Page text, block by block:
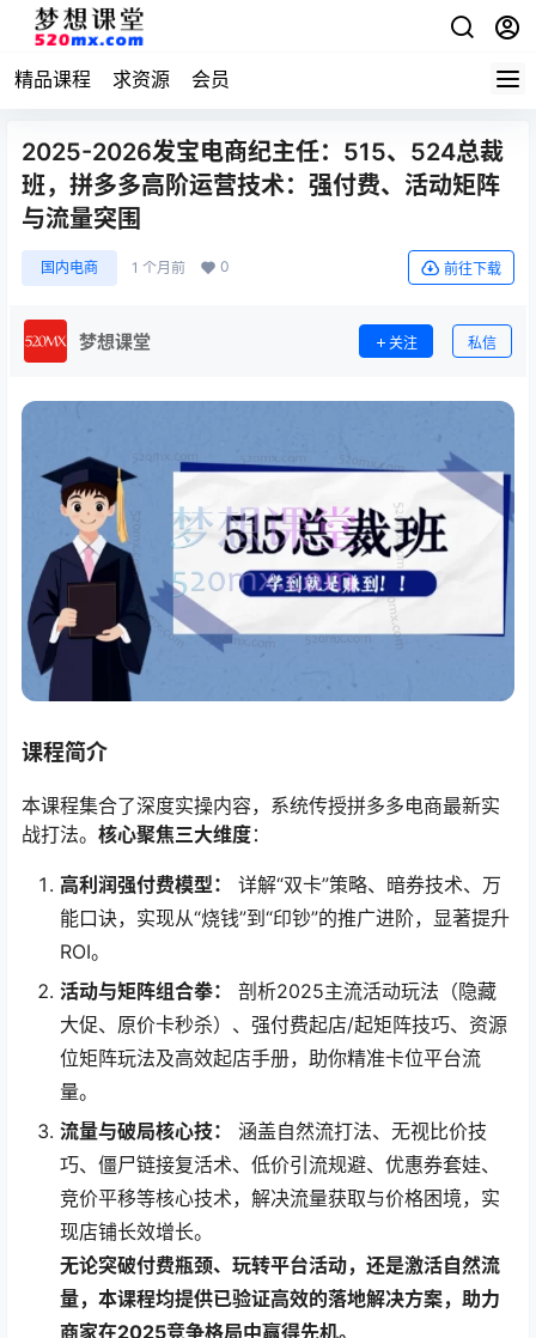
精品课程 求资源 会员
2025-2026发宝电商纪主任：515、524总裁
班，拼多多高阶运营技术：强付费、活动矩阵
与流量突围
国内电商 1 个月前 0 前往下载
梦想课堂 关注 私信
课程简介
本课程集合了深度实操内容，系统传授拼多多电商最新实
战打法。​ 核心聚焦三大维度​：
高利润强付费模型：​
​ 详解“双卡”策略、暗券技术、万
能口诀，实现从“烧钱”到“印钞”的推广进阶，显著提升
ROI。
活动与矩阵组合拳：​
​ 剖析2025主流活动玩法（隐藏
大促、原价卡秒杀）、强付费起店/起矩阵技巧、资源
位矩阵玩法及高效起店手册，助你精准卡位平台流
量。
流量与破局核心技：​
​ 涵盖自然流打法、无视比价技
巧、僵尸链接复活术、低价引流规避、优惠券套娃、
竞价平移等核心技术，解决流量获取与价格困境，实
现店铺长效增长。
无论突破付费瓶颈、玩转平台活动，还是激活自然流
量，本课程均提供已验证高效的落地解决方案，助力
商家在2025竞争格局中赢得先机。​